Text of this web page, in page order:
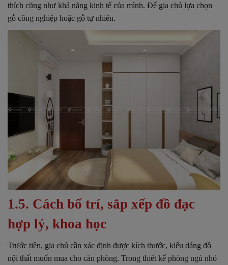
thích cũng như khả năng kinh tế của mình. Để gia chủ lựa chọn
gỗ công nghiệp hoặc gỗ tự nhiên.
1.5. Cách bố trí, sắp xếp đồ đạc
hợp lý, khoa học
Trước tiên, gia chủ cần xác định được kích thước, kiểu dáng đồ
nội thất muốn mua cho căn phòng. Trong thiết kế phòng ngủ nhỏ